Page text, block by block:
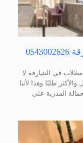
شركة تركيب مظلات في الشارقة 0543002626
في الشارقة لا
طلبًا وهذا لأننا
المدربة على